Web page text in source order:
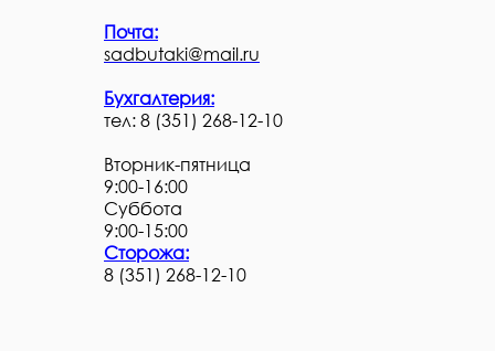
Почта:
sadbutaki@mail.ru
Бухгалтерия:
тел: 8 (351) 268-12-10
Вторник-пятница
9:00-16:00
Суббота
9:00-15:00
Сторожа:
8 (351) 268-12-10